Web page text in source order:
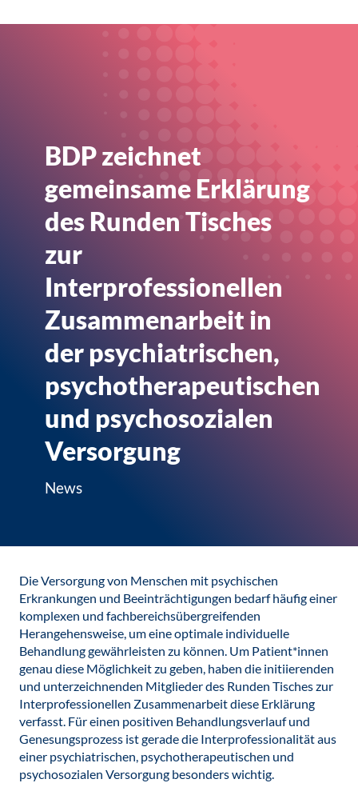
BDP zeichnet
gemeinsame Erklärung
des Runden Tisches
zur
Interprofessionellen
Zusammenarbeit in
der psychiatrischen,
psychotherapeutischen
und psychosozialen
Versorgung
News
Die Versorgung von Menschen mit psychischen
Erkrankungen und Beeinträchtigungen bedarf häufig einer
komplexen und fachbereichsübergreifenden
Herangehensweise, um eine optimale individuelle
Behandlung gewährleisten zu können. Um Patient*innen
genau diese Möglichkeit zu geben, haben die initiierenden
und unterzeichnenden Mitglieder des Runden Tisches zur
Interprofessionellen Zusammenarbeit diese Erklärung
verfasst. Für einen positiven Behandlungsverlauf und
Genesungsprozess ist gerade die Interprofessionalität aus
einer psychiatrischen, psychotherapeutischen und
psychosozialen Versorgung besonders wichtig.